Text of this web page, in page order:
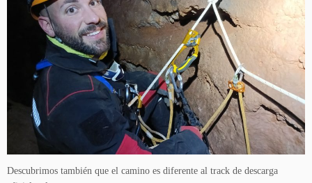
Descubrimos también que el camino es diferente al track de descarga